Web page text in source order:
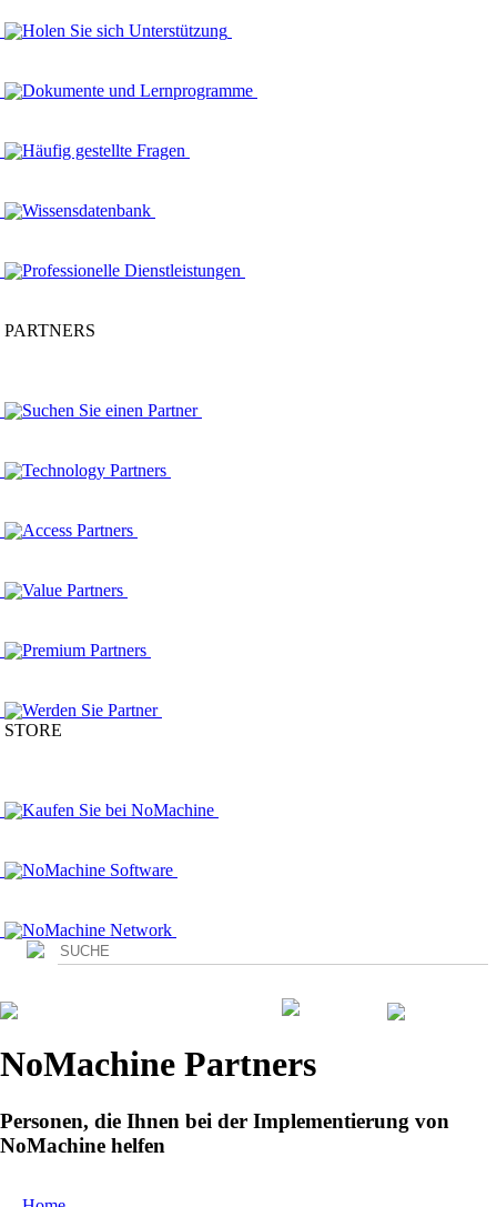
Holen Sie sich Unterstützung
Dokumente und Lernprogramme
Häufig gestellte Fragen
Wissensdatenbank
Professionelle Dienstleistungen
PARTNERS
Suchen Sie einen Partner
Technology Partners
Access Partners
Value Partners
Premium Partners
Werden Sie Partner
STORE
Kaufen Sie bei NoMachine
NoMachine Software
NoMachine Network
NoMachine Partners
Personen, die Ihnen bei der Implementierung von
NoMachine helfen